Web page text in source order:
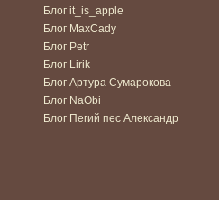
Блог it_is_apple
Блог MaxCady
Блог Petr
Блог Lirik
Блог Артура Сумарокова
Блог NaObi
Блог Пегий пес Александр